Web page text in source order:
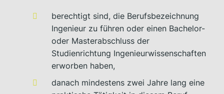
berechtigt sind, die Berufsbezeichnung
Ingenieur zu führen oder einen Bachelor-
oder Masterabschluss der
Studienrichtung Ingenieurwissenschaften
erworben haben,
danach mindestens zwei Jahre lang eine